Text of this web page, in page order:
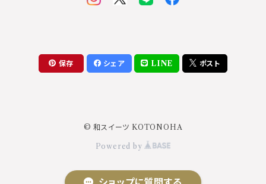
保存 シェア LINE ポスト
© 和スイーツ KOTONOHA
Powered by